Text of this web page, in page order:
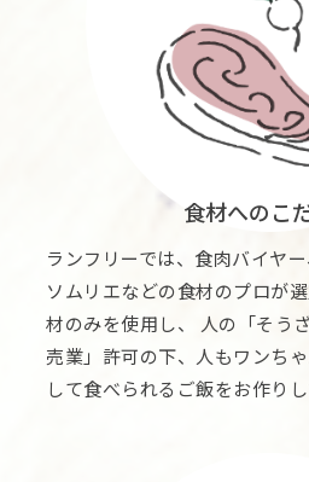
食材へのこ
ランフリーでは、食肉バイヤ
ソムリエなどの食材のプロが
材のみを使用し、 人の「そう
売業」許可の下、人もワンち
して食べられるご飯をお作りし